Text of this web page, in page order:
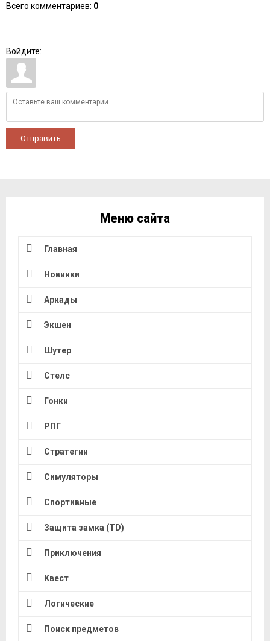
Всего комментариев: 0
Войдите:
Отправить
Меню сайта
Главная
Новинки
Аркады
Экшен
Шутер
Стелс
Гонки
РПГ
Стратегии
Симуляторы
Спортивные
Защита замка (TD)
Приключения
Квест
Логические
Поиск предметов